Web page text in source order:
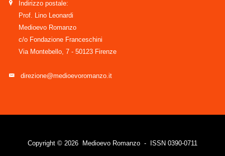
Indirizzo postale:
Prof. Lino Leonardi
Medioevo Romanzo
c/o Fondazione Franceschini
Via Montebello, 7 - 50123 Firenze
direzione@medioevoromanzo.it
Copyright © 2026 Medioevo Romanzo - ISSN 0390-0711